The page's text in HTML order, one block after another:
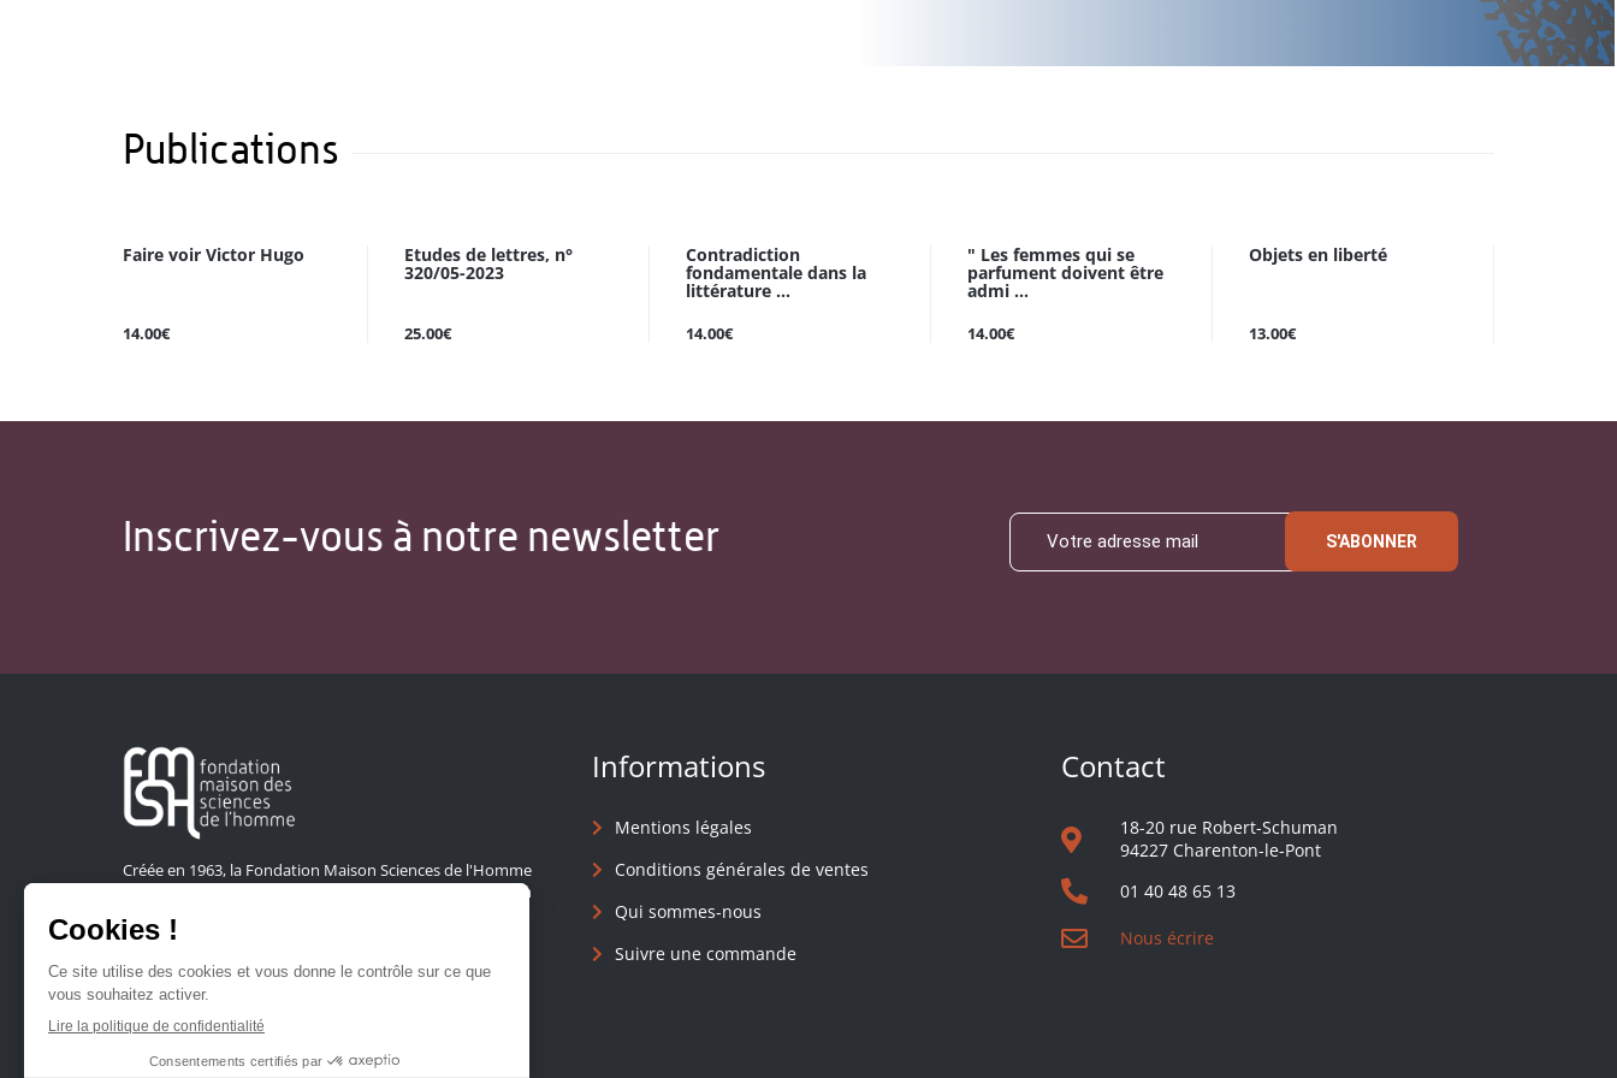
Publications
Faire voir Victor Hugo
14.00€
Etudes de lettres, n°
320/05-2023
25.00€
Contradiction
fondamentale dans la
littérature ...
14.00€
" Les femmes qui se
parfument doivent être
admi ...
14.00€
Objets en liberté
13.00€
Inscrivez-vous à notre newsletter S'ABONNER
Créée en 1963, la Fondation Maison Sciences de l'Homme
soutient la recherche et la diffusion des connaissances en
Informations
Mentions légales
Conditions générales de ventes
Qui sommes-nous
Suivre une commande
Contact
18-20 rue Robert-Schuman
94227 Charenton-le-Pont
01 40 48 65 13
Nous écrire